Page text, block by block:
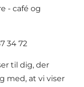
- café og
34 72
til dig, der
med, at vi viser